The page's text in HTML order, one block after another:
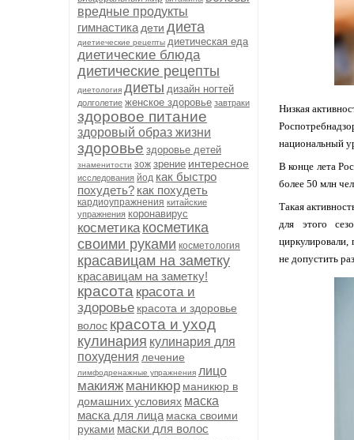
вредные продукты
гимнастика дети диета
диетиеческие рецепты диетическая еда
диетические блюда
диетические рецепты
диетология диеты дизайн ногтей
долголетие женское здоровье завтраки
здоровое питание
здоровый образ жизни
здоровье здоровье детей
знаменитости зож зрение интересное
исследования йод как быстро
похудеть? как похудеть
кардиоупражнения китайские
упражнения коронавирус
косметика косметика
своими руками косметология
красавицам на заметку
красавицам на заметку!
красота красота и
здоровье красота и здоровье
волос красота и уход
кулинария кулинария для
похудения лечение
лимфодренажные упражнения лицо
макияж маникюр маникюр в
домашних условиях маска
маска для лица маска своими
руками маски для волос
Низкая
национальный
В конце лета
более 50 млн
Такая
для этого
не допустить